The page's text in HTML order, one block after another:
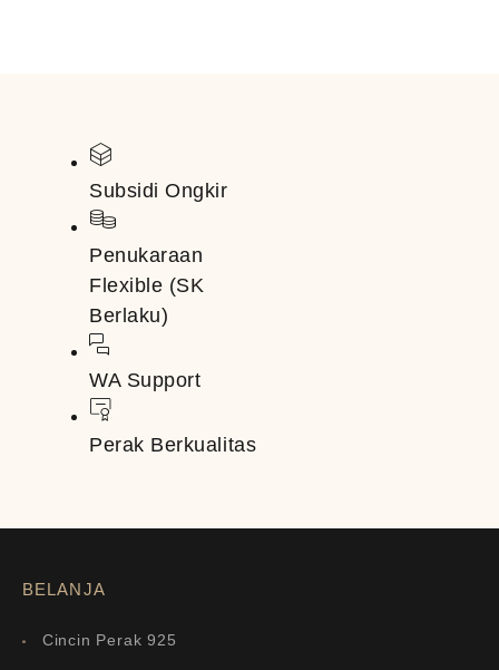
Subsidi Ongkir
Penukaraan
Flexible (SK
Berlaku)
WA Support
Perak Berkualitas
BELANJA
Cincin Perak 925